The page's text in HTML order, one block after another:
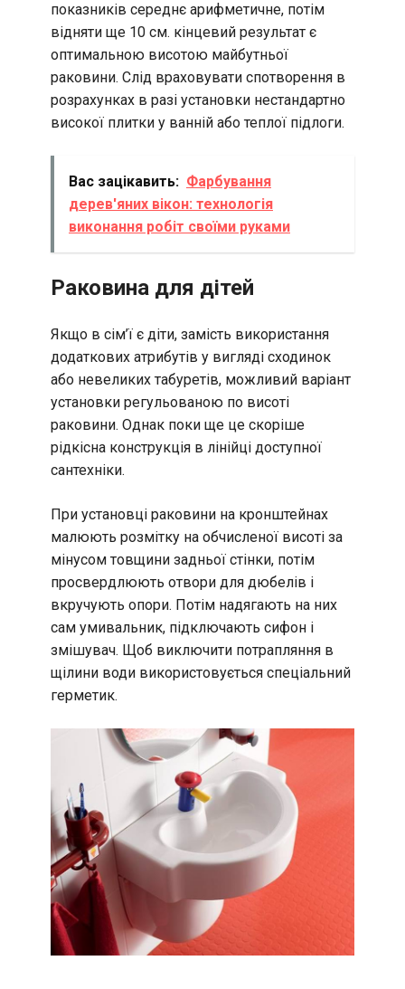
показників середнє арифметичне, потім
відняти ще 10 см. кінцевий результат є
оптимальною висотою майбутньої
раковини. Слід враховувати спотворення в
розрахунках в разі установки нестандартно
високої плитки у ванній або теплої підлоги.
Вас зацікавить: Фарбування
дерев'яних вікон: технологія
виконання робіт своїми руками
Раковина для дітей
Якщо в сім’ї є діти, замість використання
додаткових атрибутів у вигляді сходинок
або невеликих табуретів, можливий варіант
установки регульованою по висоті
раковини. Однак поки ще це скоріше
рідкісна конструкція в лінійці доступної
сантехніки.
При установці раковини на кронштейнах
малюють розмітку на обчисленої висоті за
мінусом товщини задньої стінки, потім
просвердлюють отвори для дюбелів і
вкручують опори. Потім надягають на них
сам умивальник, підключають сифон і
змішувач. Щоб виключити потрапляння в
щілини води використовується спеціальний
герметик.